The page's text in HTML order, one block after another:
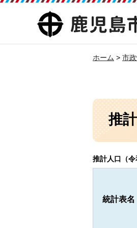
鹿児島市
ホーム > 市
推
推計人口（令
統計表名